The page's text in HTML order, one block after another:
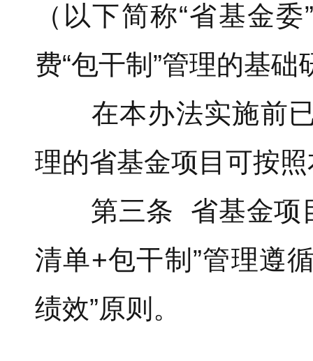
（以下简称“省基金
费“包干制”管理的基础
在本办法实施前已
理的省基金项目可按
第三条 省基金项目
清单+包干制”管理遵
绩效”原则。